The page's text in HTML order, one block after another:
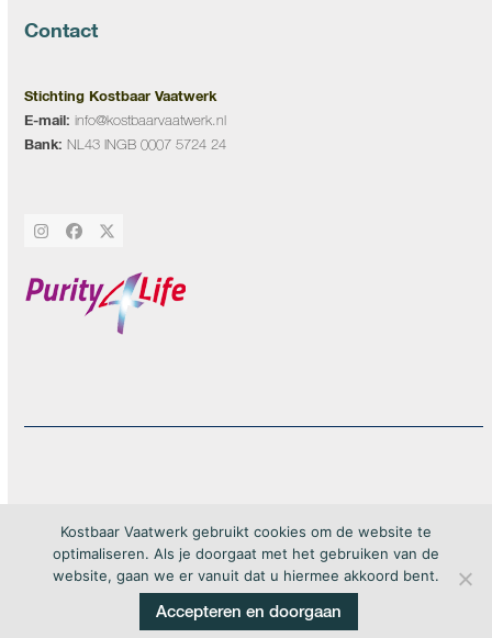
Contact
Stichting Kostbaar Vaatwerk
E-mail: info@kostbaarvaatwerk.nl
Bank: NL43 INGB 0007 5724 24
Instagram
Facebook
Twitter
Copyright by Kostbaar Vaatwerk 2026 – webdesign by 20Forma
reserved
Kostbaar Vaatwerk gebruikt cookies om de website te
optimaliseren. Als je doorgaat met het gebruiken van de
website, gaan we er vanuit dat u hiermee akkoord bent.
Accepteren en doorgaan